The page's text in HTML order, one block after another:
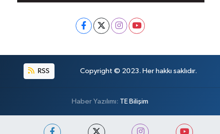
RSS Copyright © 2023. Her hakkı saklıdır.
Haber Yazılımı: TE Bilişim